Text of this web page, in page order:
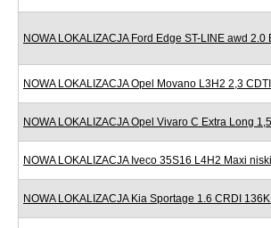
NOWA LOKALIZACJA Ford Edge ST-LINE awd
NOWA LOKALIZACJA Opel Movano L3H2 2,3
NOWA LOKALIZACJA Opel Vivaro C Extra Long
NOWA LOKALIZACJA Iveco 35S16 L4H2 Maxi
NOWA LOKALIZACJA Kia Sportage 1.6 CRDI